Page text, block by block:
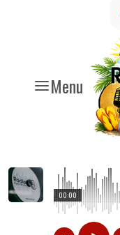
Menu
00:00